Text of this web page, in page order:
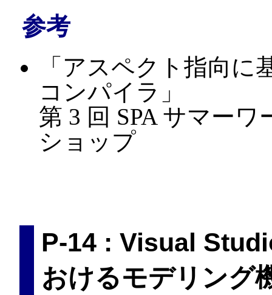
参考
「アスペクト指向
コンパイラ」
第 3 回 SPA サマー
ショップ
P-14 : Visual
おけるモデリング